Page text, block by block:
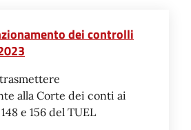
dei controlli
alla Corte dei conti ai
e 156 del TUEL